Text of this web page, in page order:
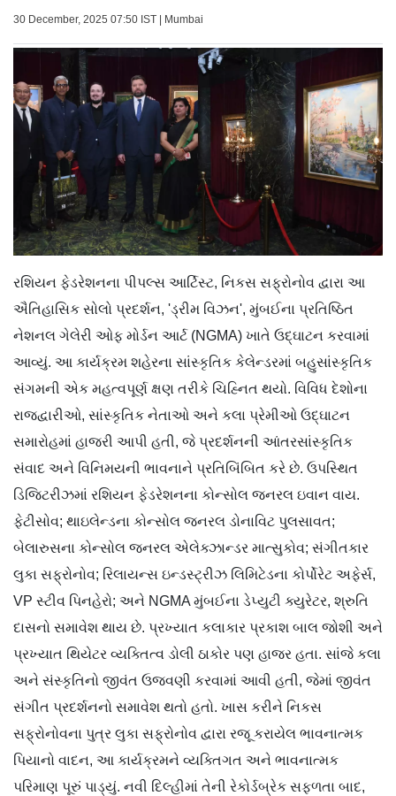
30 December, 2025 07:50 IST | Mumbai
રશિયન ફેડરેશનના પીપલ્સ આર્ટિસ્ટ, નિકસ સફ્રોનોવ દ્વારા આ
ઐતિહાસિક સોલો પ્રદર્શન, 'ડ્રીમ વિઝન', મુંબઈના પ્રતિષ્ઠિત
નેશનલ ગેલેરી ઓફ મોર્ડન આર્ટ (NGMA) ખાતે ઉદ્ઘાટન કરવામાં
આવ્યું. આ કાર્યક્રમ શહેરના સાંસ્કૃતિક કેલેન્ડરમાં બહુસાંસ્કૃતિક
સંગમની એક મહત્વપૂર્ણ ક્ષણ તરીકે ચિહ્નિત થયો. વિવિધ દેશોના
રાજદ્વારીઓ, સાંસ્કૃતિક નેતાઓ અને કલા પ્રેમીઓ ઉદ્ઘાટન
સમારોહમાં હાજરી આપી હતી, જે પ્રદર્શનની આંતરસાંસ્કૃતિક
સંવાદ અને વિનિમયની ભાવનાને પ્રતિબિંબિત કરે છે. ઉપસ્થિત
ડિજિટરીઝમાં રશિયન ફેડરેશનના કોન્સોલ જનરલ ઇવાન વાય.
ફેટીસોવ; થાઇલેન્ડના કોન્સોલ જનરલ ડોનાવિટ પુલસાવત;
બેલારુસના કોન્સોલ જનરલ એલેક્ઝાન્ડર માત્સુકોવ; સંગીતકાર
લુકા સફ્રોનોવ; રિલાયન્સ ઇન્ડસ્ટ્રીઝ લિમિટેડના કોર્પોરેટ અફેર્સ,
VP સ્ટીવ પિનહેરો; અને NGMA મુંબઈના ડેપ્યુટી ક્યુરેટર, શ્રુતિ
દાસનો સમાવેશ થાય છે. પ્રખ્યાત કલાકાર પ્રકાશ બાલ જોશી અને
પ્રખ્યાત થિયેટર વ્યક્તિત્વ ડોલી ઠાકોર પણ હાજર હતા. સાંજે કલા
અને સંસ્કૃતિનો જીવંત ઉજવણી કરવામાં આવી હતી, જેમાં જીવંત
સંગીત પ્રદર્શનનો સમાવેશ થતો હતો. ખાસ કરીને નિકસ
સફ્રોનોવના પુત્ર લુકા સફ્રોનોવ દ્વારા રજૂ કરાયેલ ભાવનાત્મક
પિયાનો વાદન, આ કાર્યક્રમને વ્યક્તિગત અને ભાવનાત્મક
પરિમાણ પૂરું પાડ્યું. નવી દિલ્હીમાં તેની રેકોર્ડબ્રેક સફળતા બાદ,